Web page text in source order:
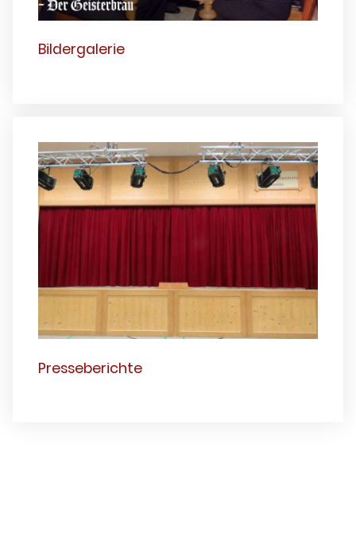
Bildergalerie
Presseberichte